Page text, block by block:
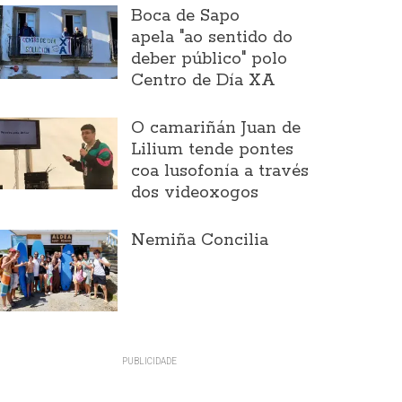
Boca de Sapo
apela "ao sentido do
deber público" polo
Centro de Día XA
O camariñán Juan de
Lilium tende pontes
coa lusofonía a través
dos videoxogos
Nemiña Concilia